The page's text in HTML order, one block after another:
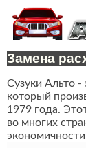
Замена
Сузуки Альто -
который
1979 года.
во многих